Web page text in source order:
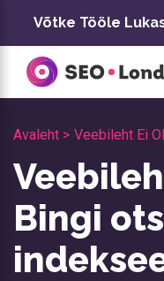
content
Võtke Tööle
Avaleht > Veebileht Ei
Bingi